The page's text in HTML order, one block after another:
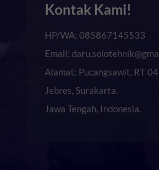
Kontak Kami!
HP/WA: 085867145533
Email:
Alamat: Pucangsawit, RT
Jebres, Surakarta.
Jawa Tengah, Indonesia.